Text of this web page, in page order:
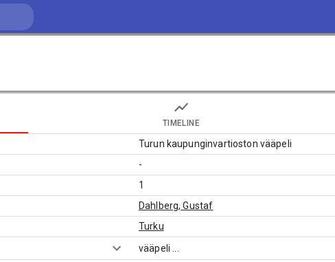
TIMELINE
Turun kaupunginvartioston vääpeli
-
1
Dahlberg, Gustaf
Turku
vääpeli